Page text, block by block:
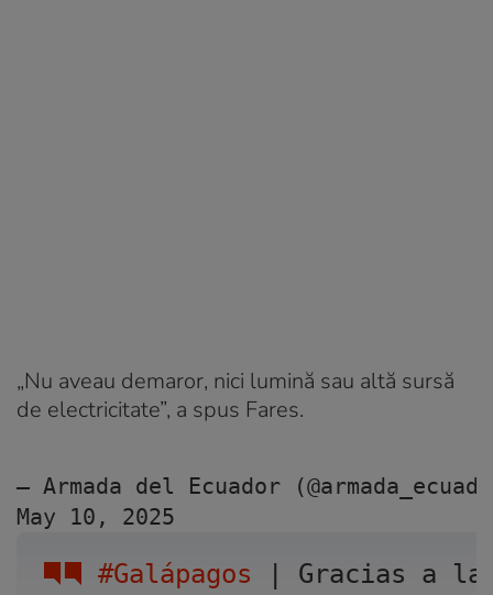
„Nu aveau demaror, nici lumină sau altă sursă
de electricitate”, a spus Fares.
#Galápagos | Gracias a
— Armada del Ecuador
May 10, 2025